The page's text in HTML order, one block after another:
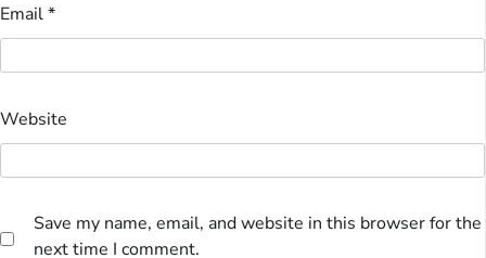
Email*
Website
Save my name, email, and website in this browser for the
next time I comment.